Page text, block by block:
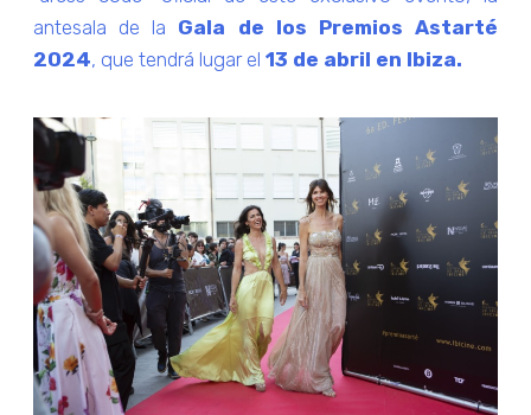
antesala de la Gala de los Premios Astarté
2024, que tendrá lugar el13 de abril en Ibiza.